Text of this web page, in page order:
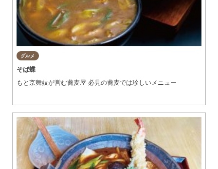
グルメ
そば蝶
もと京舞妓が営む蕎麦屋 必見の蕎麦では珍しいメニュー